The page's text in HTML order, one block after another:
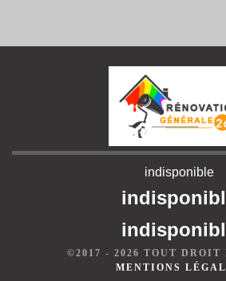
indisponible
©2017 - 2026 TOUT DROIT
MENTIONS